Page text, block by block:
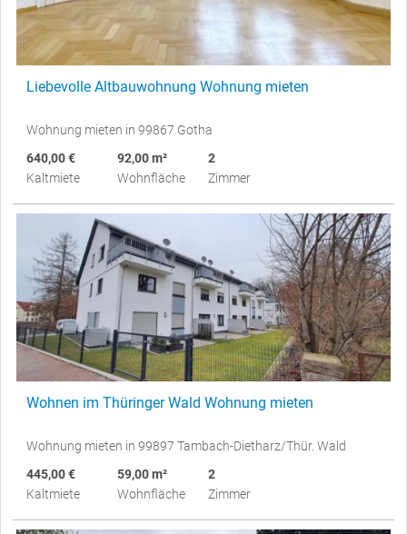
Liebevolle Altbauwohnung Wohnung mieten
Wohnung mieten in 99867 Gotha
640,00 €
Kaltmiete
92,00 m²
Wohnfläche
2
Zimmer
Wohnen im Thüringer Wald Wohnung mieten
Wohnung mieten in 99897 Tambach-Dietharz/Thür. Wald
445,00 €
Kaltmiete
59,00 m²
Wohnfläche
2
Zimmer